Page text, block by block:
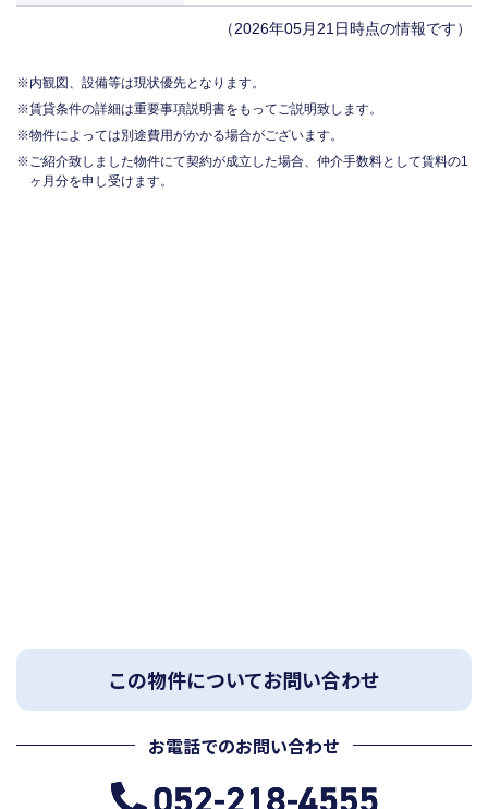
（2026年05月21日時点の情報です）
内観図、設備等は現状優先となります。
賃貸条件の詳細は重要事項説明書をもってご説明致します。
物件によっては別途費用がかかる場合がございます。
ご紹介致しました物件にて契約が成立した場合、仲介手数料として賃料の1
ヶ月分を申し受けます。
この物件についてお問い合わせ
お電話でのお問い合わせ